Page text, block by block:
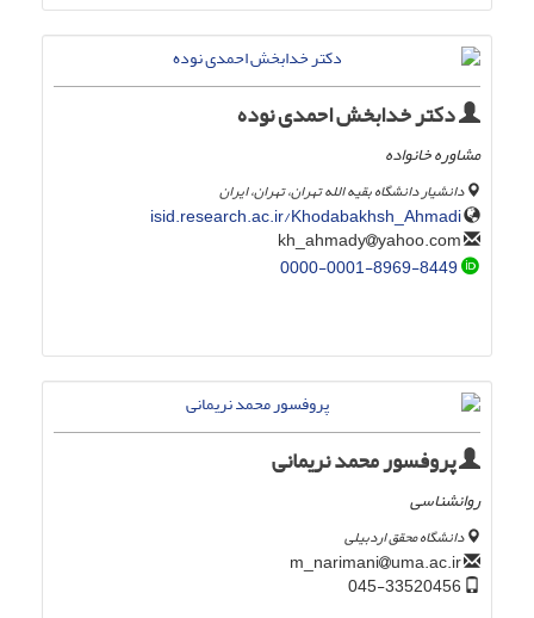
دکتر خدابخش احمدی نوده
مشاوره خانواده
دانشیار دانشگاه بقیه الله تهران، تهران، ایران
isid.research.ac.ir/Khodabakhsh_Ahmadi
yahoo.com
0000-0001-8969-8449
پروفسور محمد نریمانی
روانشناسی
دانشگاه محقق اردبیلی
uma.ac.ir